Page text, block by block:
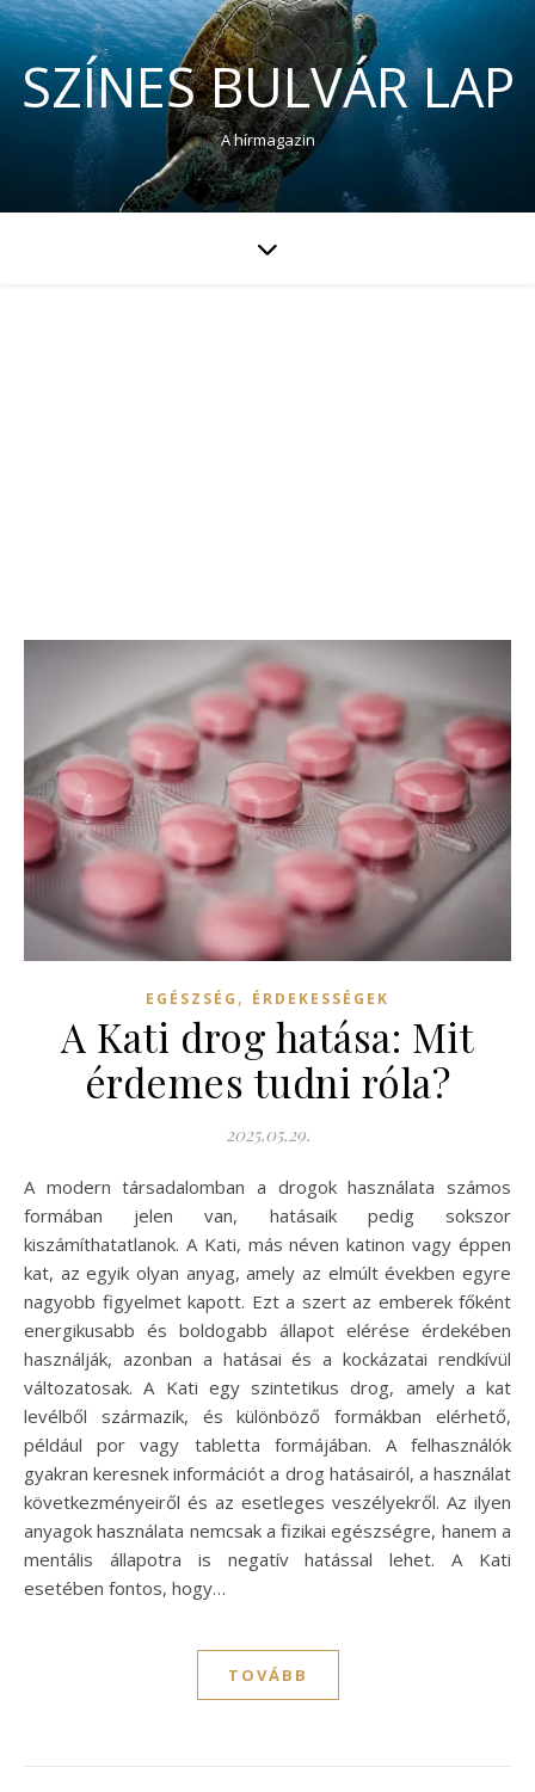
SZÍNES BULVÁR LAP
A hírmagazin
EGÉSZSÉG , ÉRDEKESSÉGEK
A Kati drog hatása: Mit
érdemes tudni róla?
2025.05.29.
A modern társadalomban a drogok használata számos
formában jelen van, hatásaik pedig sokszor
kiszámíthatatlanok. A Kati, más néven katinon vagy éppen
kat, az egyik olyan anyag, amely az elmúlt években egyre
nagyobb figyelmet kapott. Ezt a szert az emberek főként
energikusabb és boldogabb állapot elérése érdekében
használják, azonban a hatásai és a kockázatai rendkívül
változatosak. A Kati egy szintetikus drog, amely a kat
levélből származik, és különböző formákban elérhető,
például por vagy tabletta formájában. A felhasználók
gyakran keresnek információt a drog hatásairól, a használat
következményeiről és az esetleges veszélyekről. Az ilyen
anyagok használata nemcsak a fizikai egészségre, hanem a
mentális állapotra is negatív hatással lehet. A Kati
esetében fontos, hogy…
TOVÁBB